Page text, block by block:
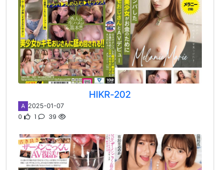
HIKR-202
A 2025-01-07
0 1 39